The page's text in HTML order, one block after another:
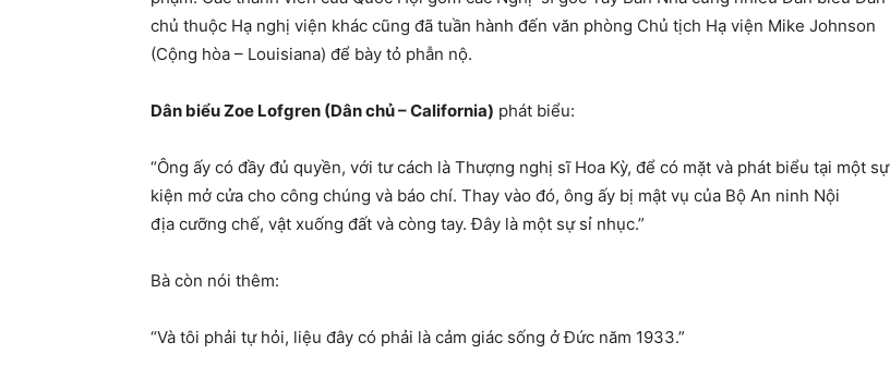
chủ thuộc Hạ nghị viện khác cũng đã tuần hành đến văn phòng Chủ tịch Hạ viện Mike Johnson
(Cộng hòa – Louisiana) để bày tỏ phẫn nộ.
Dân biểu Zoe Lofgren (Dân chủ – California) phát biểu:
“Ông ấy có đầy đủ quyền, với tư cách là Thượng nghị sĩ Hoa Kỳ, để có mặt và phát biểu tại một sự
kiện mở cửa cho công chúng và báo chí. Thay vào đó, ông ấy bị mật vụ của Bộ An ninh Nội
địa cưỡng chế, vật xuống đất và còng tay. Đây là một sự sỉ nhục.”
Bà còn nói thêm:
“Và tôi phải tự hỏi, liệu đây có phải là cảm giác sống ở Đức năm 1933.”